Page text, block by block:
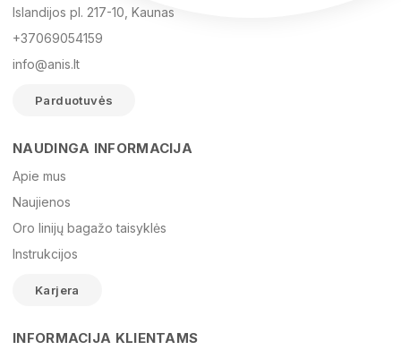
El. paštas
Žinutė
Islandijos pl. 217-10, Kaunas
+37069054159
info@anis.lt
Parduotuvės
NAUDINGA INFORMACIJA
Apie mus
Naujienos
Oro linijų bagažo taisyklės
Instrukcijos
Karjera
INFORMACIJA KLIENTAMS